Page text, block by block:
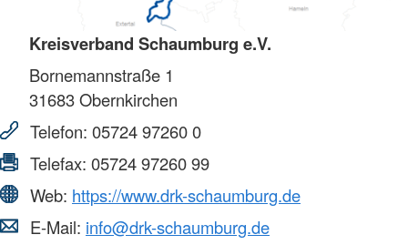
Kreisverband Schaumburg e.V.
Bornemannstraße 1
31683Obernkirchen
Telefon: 05724 97260 0
Telefax: 05724 97260 99
Web: https://www.drk-schaumburg.de
E-Mail: info@drk-schaumburg.de